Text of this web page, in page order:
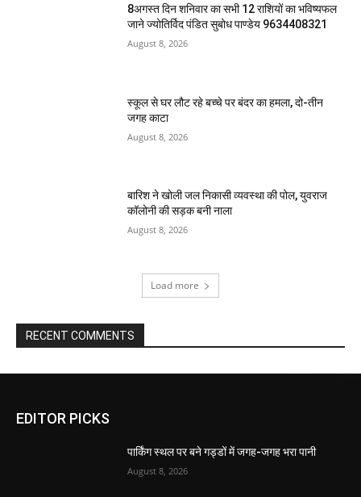
8अगस्त दिन शनिवार का सभी 12 राशियों का भविष्यफल
जाने ज्योतिर्विद पंडित सुबोध पाण्डेय 9634408321
August 8, 2026
स्कूल से घर लौट रहे बच्चे पर बंदर का हमला, दो-तीन
जगह काटा
August 8, 2026
बारिश ने खोली जल निकासी व्यवस्था की पोल, युवराज
कॉलोनी की सड़क बनी नाला
August 8, 2026
Load more
RECENT COMMENTS
EDITOR PICKS
पार्किंग स्थल पर बने गड्डों में जगह-जगह भरा पानी
August 8, 2026